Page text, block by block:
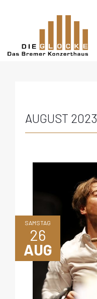
AUGUST 2023
SAMSTAG
26
AUG